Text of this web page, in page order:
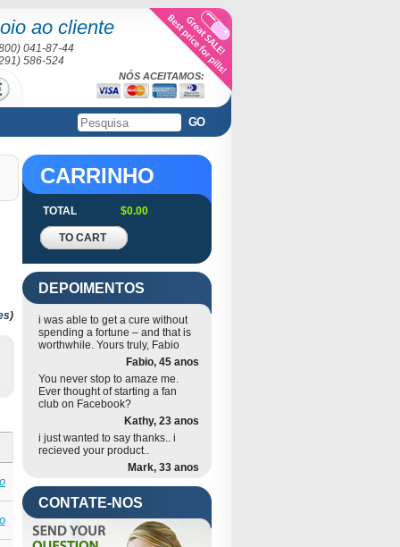
ao cliente
041-87-44
586-524
NÓS ACEITAMOS:
GO
)
CARRINHO
TOTAL $0.00
TO CART
DEPOIMENTOS
i was able to get a cure without
spending a fortune – and that is
worthwhile. Yours truly, Fabio
Fabio, 45 anos
You never stop to amaze me.
Ever thought of starting a fan
club on Facebook?
Kathy, 23 anos
i just wanted to say thanks.. i
recieved your product..
Mark, 33 anos
CONTATE-NOS